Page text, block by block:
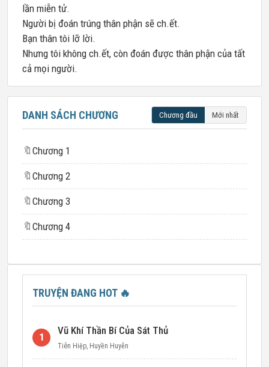
lần miễn tử.
Người bị đoán trúng thân phận sẽ ch.ết.
Bạn thân tôi lỡ lời.
Nhưng tôi không ch.ết, còn đoán được thân phận của tất
cả mọi người.
DANH SÁCH CHƯƠNG Chương đầu Mới nhất
🔖 Chương 1
🔖 Chương 2
🔖 Chương 3
🔖 Chương 4
TRUYỆN ĐANG HOT 🔥
1
Vũ Khí Thần Bí Của Sát Thủ
Tiên Hiệp, Huyền Huyễn